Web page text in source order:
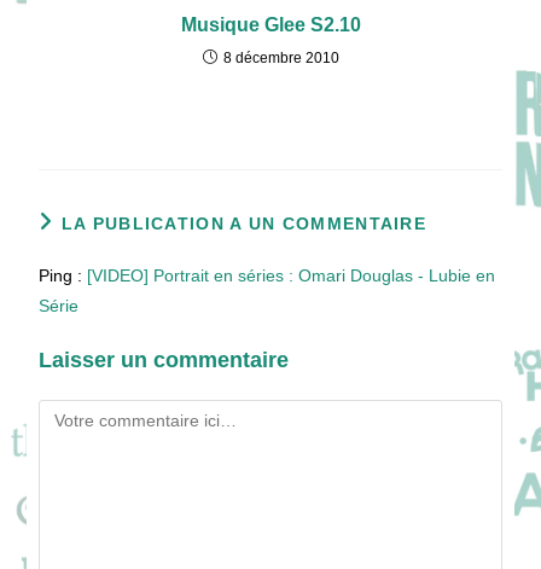
Musique Glee S2.10
8 décembre 2010
LA PUBLICATION A UN COMMENTAIRE
Ping : [VIDEO] Portrait en séries : Omari Douglas - Lubie en
Série
Laisser un commentaire
Comment